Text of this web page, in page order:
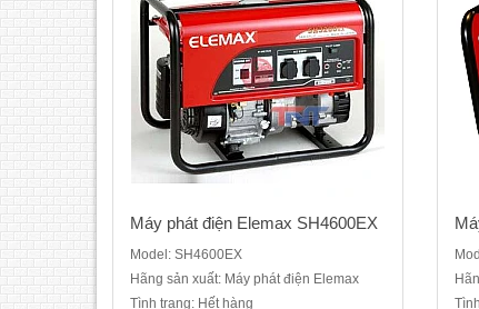
Máy phát điện Elemax SH4600EX
Model: SH4600EX
Hãng sản xuất: Máy phát điện Elemax
Tình trạng: Hết hàng
Máy phát điện ELEMAX SH7600EXĐộng